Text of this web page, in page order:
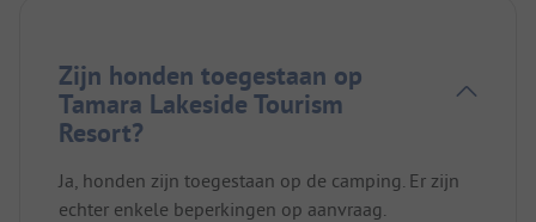
Zijn honden toegestaan op
Tamara Lakeside Tourism
Resort?
Ja, honden zijn toegestaan op de camping. Er zijn
echter enkele beperkingen op aanvraag.